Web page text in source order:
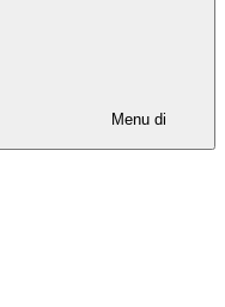
Menu di